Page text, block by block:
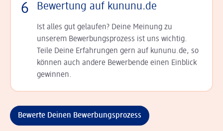
6 Bewertung auf kununu.de
Ist alles gut gelaufen? Deine Meinung zu
unserem Bewerbungsprozess ist uns wichtig.
Teile Deine Erfahrungen gern auf kununu.de, so
können auch andere Bewerbende einen Einblick
gewinnen.
Bewerte Deinen Bewerbungsprozess